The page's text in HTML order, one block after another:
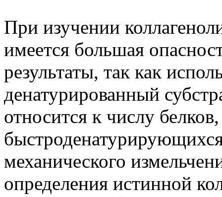
При изучении
имеется большая
результаты, так как
денатурированный
относится к числу
механического
определения истинной